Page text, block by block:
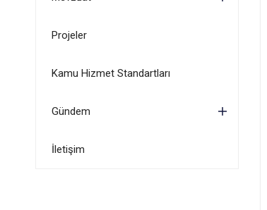
Projeler
Kamu Hizmet Standartları
Gündem
İletişim